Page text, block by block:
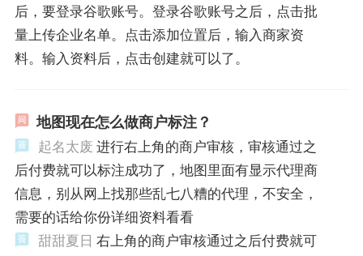
后，要登录谷歌账号。登录谷歌账号之后，点击批
量上传企业名单。点击添加位置后，输入商家资
料。输入资料后，点击创建就可以了。
地图现在怎么做商户标注？
起名太废 进行右上角的商户审核，审核通过之
后付费就可以标注成功了，地图里面有显示代理商
信息，别从网上找那些乱七八糟的代理，不安全，
需要的话给你份详细资料看看
甜甜夏日 右上角的商户审核通过之后付费就可